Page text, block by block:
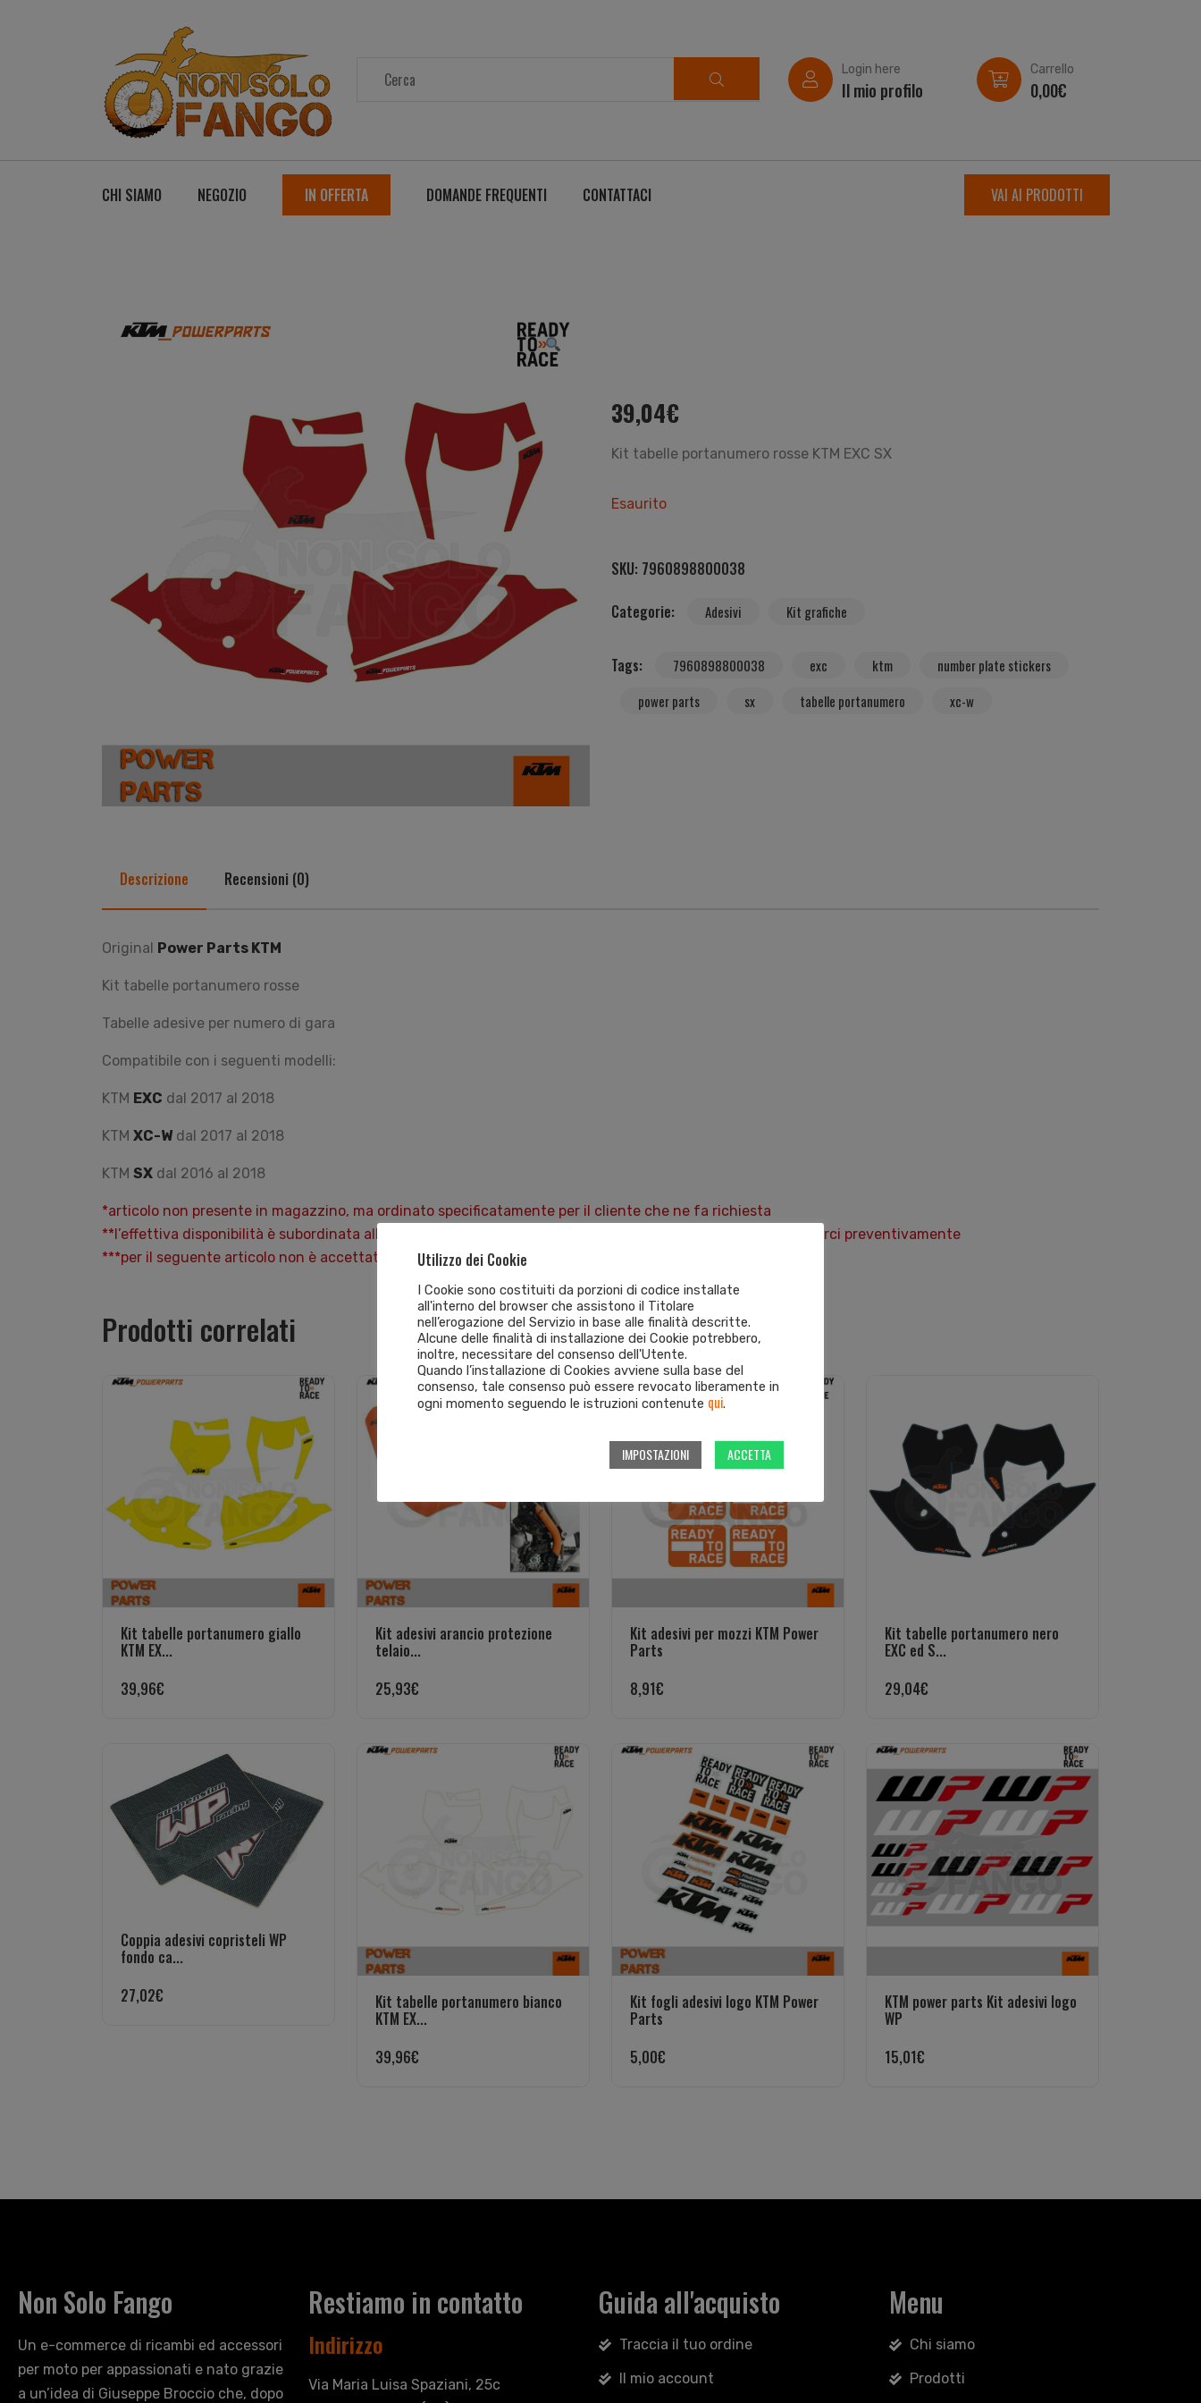
Login here
Il mio profilo
Carrello
0,00€
CHI SIAMO NEGOZIO IN OFFERTA DOMANDE FREQUENTI CONTATTACI VAI AI PRODOTTI
39,04€
Kit tabelle portanumero rosse KTM EXC SX
Esaurito
SKU: 7960898800038
Categorie:
Adesivi Kit grafiche
Tags: 7960898800038 exc ktm
number plate stickers
power parts
sx tabelle portanumero xc-w
Descrizione Recensioni (0)
Original Power Parts KTM
Kit tabelle portanumero rosse
Tabelle adesive per numero di gara
Compatibile con i seguenti modelli:
KTM EXC dal 2017 al 2018
KTM XC-W dal 2017 al 2018
KTM SX dal 2016 al 2018
*articolo non presente in magazzino, ma ordinato specificatamente per il cliente che ne fa richiesta
**l’effettiva disponibilità è subordinata alla verifica presso il fornitore, per info invitiamo il cliente a contattarci preventivamente
***per il seguente articolo non è accettato il pagamento in contrassegno
Prodotti correlati
Kit tabelle portanumero giallo
KTM EX...
39,96€
Kit adesivi arancio protezione
telaio...
25,93€
Kit adesivi per mozzi KTM Power
Parts
8,91€
Kit tabelle portanumero nero
EXC ed S...
29,04€
Coppia adesivi copristeli WP
fondo ca...
27,02€ Kit tabelle portanumero bianco
KTM EX...
39,96€
Kit fogli adesivi logo KTM Power
Parts
5,00€
KTM power parts Kit adesivi logo
WP
15,01€
Non Solo Fango
Un e-commerce di ricambi ed accessori
per moto per appassionati e nato grazie
a un’idea di Giuseppe Broccio che, dopo
Restiamo in contatto
Indirizzo
Via Maria Luisa Spaziani, 25c
Guida all'acquisto
Traccia il tuo ordine
Il mio account
Menu
Chi siamo
Prodotti
Utilizzo dei Cookie
I Cookie sono costituiti da porzioni di codice installate
all'interno del browser che assistono il Titolare
nell’erogazione del Servizio in base alle finalità descritte.
Alcune delle finalità di installazione dei Cookie potrebbero,
inoltre, necessitare del consenso dell'Utente.
Quando l’installazione di Cookies avviene sulla base del
consenso, tale consenso può essere revocato liberamente in
ogni momento seguendo le istruzioni contenute qui.
IMPOSTAZIONI ACCETTA